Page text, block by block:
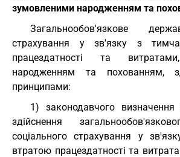
зумовленими народженням та
Загальнообов'язкове
страхування у зв'язку з
працездатності та
народженням та похованням,
принципами:
1) законодавчого
здійснення
соціального страхування у
втратою працездатності та